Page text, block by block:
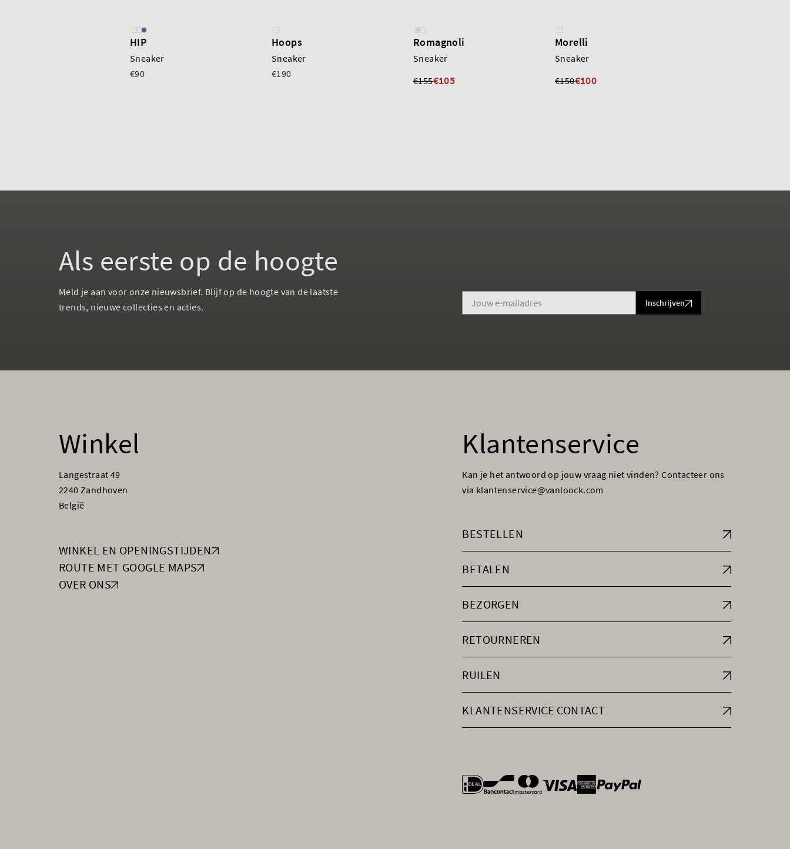
HIP
Sneaker
€90
Hoops
Sneaker
€190
Romagnoli
Sneaker
€155€105
Morelli
Sneaker
€150€100
Als eerste op de hoogte
Meld je aan voor onze nieuwsbrief. Blijf op de hoogte van de laatste
trends, nieuwe collecties en acties.
Inschrijven
Winkel
Langestraat 49
2240 Zandhoven
België
WINKEL EN OPENINGSTIJDEN
ROUTE MET GOOGLE MAPS
OVER ONS
Klantenservice
Kan je het antwoord op jouw vraag niet vinden? Contacteer ons
via klantenservice@vanloock.com
BESTELLEN
BETALEN
BEZORGEN
RETOURNEREN
RUILEN
KLANTENSERVICE CONTACT
general.paymentOptions